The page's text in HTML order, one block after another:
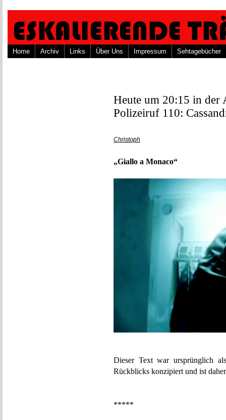
Home Archiv Links Über Uns Impressum Sehtagebücher
Heute um 20:15 in der
Polizeiruf 110:
Christoph
„Giallo a Monaco“
Dieser Text war ursprünglich
Rückblicks konzipiert und ist
*****